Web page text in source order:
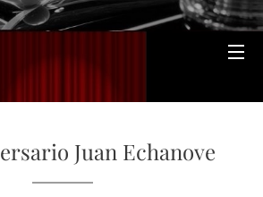
Juan Echanove